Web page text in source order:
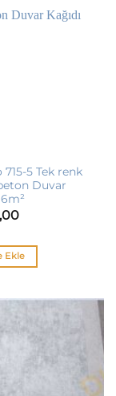
715-5 Tek renk
Duvar
Ekle